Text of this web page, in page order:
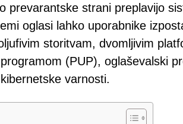
prevarantske strani preplavijo
oglasi lahko uporabnike
storitvam, dvomljivim
(PUP), oglaševalski
varnosti.